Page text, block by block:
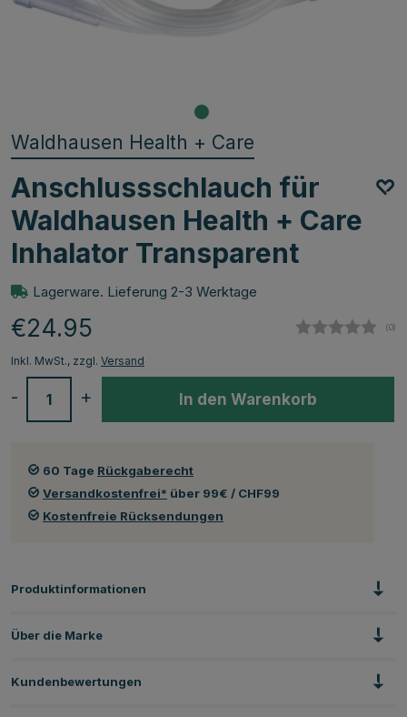
Waldhausen Health + Care
Anschlussschlauch für
Waldhausen Health + Care
Inhalator Transparent
Lagerware. Lieferung 2-3 Werktage
€24.95 (0)
Inkl. MwSt., zzgl. Versand
+
- In den Warenkorb
60 Tage Rückgaberecht
Versandkostenfrei* über 99€ / CHF99
Kostenfreie Rücksendungen
Produktinformationen
Über die Marke
Kundenbewertungen